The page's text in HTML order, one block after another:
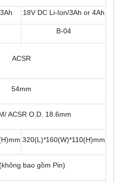
18V DC Li-Ion/3Ah or 4Ah
B-04
ACSR
54mm
ACSR O.D. 18.6mm
320(L)*160(W)*110(H)mm
bao gồm Pin)